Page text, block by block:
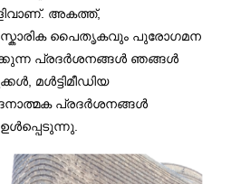
അകത്ത്,
പൈതൃകവും പുരോഗമന
പ്രദർശനങ്ങൾ ഞങ്ങൾ
മൾട്ടിമീഡിയ
പ്രദർശനങ്ങൾ